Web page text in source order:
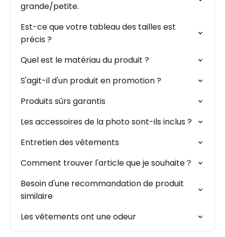
grande/petite.
Est-ce que votre tableau des tailles est
précis ?
Quel est le matériau du produit ?
S'agit-il d'un produit en promotion ?
Produits sûrs garantis
Les accessoires de la photo sont-ils inclus ?
Entretien des vêtements
Comment trouver l'article que je souhaite？
Besoin d'une recommandation de produit
similaire
Les vêtements ont une odeur